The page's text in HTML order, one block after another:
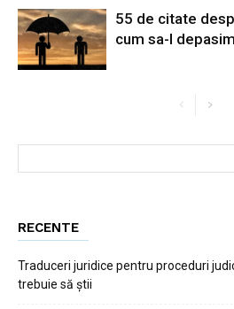
55 de citate
cum sa-l depasim
RECENTE
Traduceri juridice pentru proceduri
trebuie să știi